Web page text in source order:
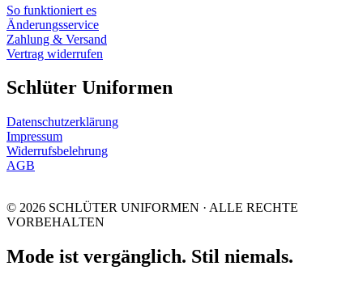
So funktioniert es
Änderungsservice
Zahlung & Versand
Vertrag widerrufen
Schlüter Uniformen
Datenschutzerklärung
Impressum
Widerrufsbelehrung
AGB
© 2026 SCHLÜTER UNIFORMEN · ALLE RECHTE
VORBEHALTEN
Mode ist vergänglich. Stil niemals.